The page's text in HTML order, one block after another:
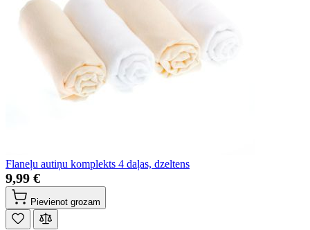
Flaneļu autiņu komplekts 4 daļas, dzeltens
9,99 €
Pievienot grozam